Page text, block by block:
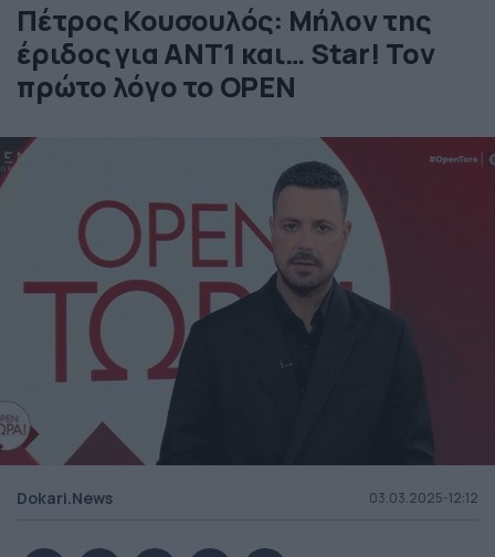
Πέτρος Κουσουλός: Μήλον της
έριδος για ΑΝΤ1 και… Star! Τον
πρώτο λόγο το OPEN
Dokari.News 03.03.2025-12:12